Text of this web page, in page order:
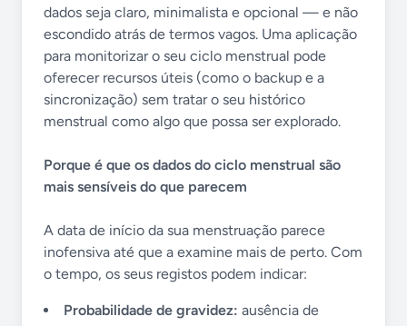
dados seja claro, minimalista e opcional — e não
escondido atrás de termos vagos. Uma aplicação
para monitorizar o seu ciclo menstrual pode
oferecer recursos úteis (como o backup e a
sincronização) sem tratar o seu histórico
menstrual como algo que possa ser explorado.
Porque é que os dados do ciclo menstrual são
mais sensíveis do que parecem
A data de início da sua menstruação parece
inofensiva até que a examine mais de perto. Com
o tempo, os seus registos podem indicar:
Probabilidade de gravidez: ausência de